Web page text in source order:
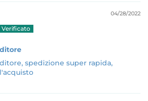
04/28/2022
spedizione super rapida,